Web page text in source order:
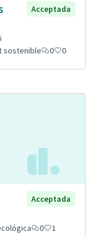
Acceptada
sostenible
0 0
Acceptada
0 1